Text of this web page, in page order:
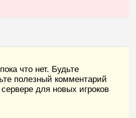
что нет. Будьте
полезный комментарий
для новых игроков